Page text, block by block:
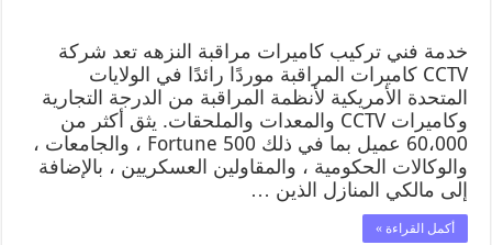
خدمة فني تركيب كاميرات مراقبة النزهه تعد شركة
CCTV كاميرات المراقبة موردًا رائدًا في الولايات
المتحدة الأمريكية لأنظمة المراقبة من الدرجة التجارية
وكاميرات CCTV والمعدات والملحقات. يثق أكثر من
60،000 عميل بما في ذلك Fortune 500 ، والجامعات ،
والوكالات الحكومية ، والمقاولين العسكريين ، بالإضافة
إلى مالكي المنازل الذين …
أكمل القراءة »